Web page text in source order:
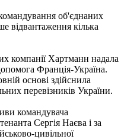
командування об'єднаних
відвантаження кілька
компанії Хартманн надала
Франція-Україна.
основі здійснила
перевізників України.
командувача
Сергія Наєва і за
цивільної